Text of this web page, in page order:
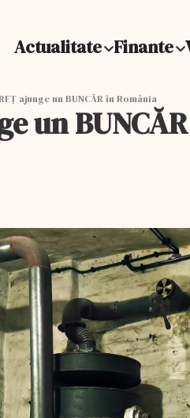
Actualitate Finante
ajunge un BUNCĂR în România
un